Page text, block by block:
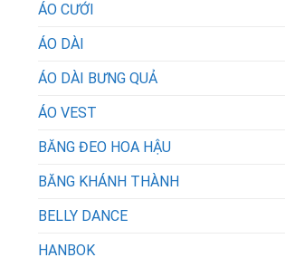
ÁO CƯỚI
ÁO DÀI
ÁO DÀI BƯNG QUẢ
ÁO VEST
BĂNG ĐEO HOA HẬU
BĂNG KHÁNH THÀNH
BELLY DANCE
HANBOK